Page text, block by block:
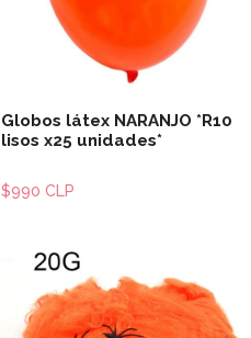
Globos látex NARANJO *R10
lisos x25 unidades*
Ver detalles
$990 CLP